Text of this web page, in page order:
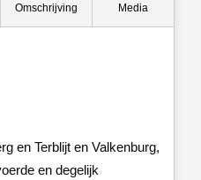
Omschrijving Media
en Terblijt en Valkenburg,
en degelijk